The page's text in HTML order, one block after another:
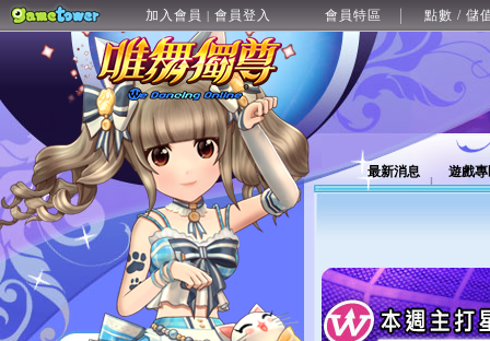
加入會員 | 會員登入 會員特區 點數 / 儲
最新消息 遊戲